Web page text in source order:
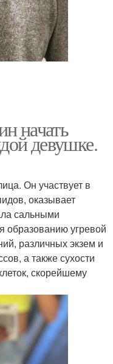
начать
девушке.
Он участвует в
оказывает
сальными
образованию угревой
различных экзем и
а также сухости
скорейшему